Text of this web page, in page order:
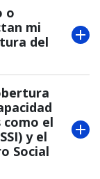
o
mi
del
el
y el
Social